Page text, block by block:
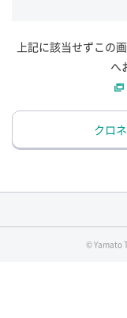
上記に該当せずこの
へ
クロ
© Yamato